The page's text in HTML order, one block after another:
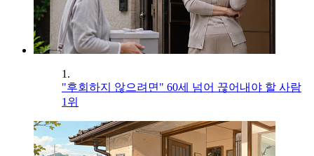
1.
"후회하지 않으려면" 60세 넘어 끊어내야 할 사람
1위